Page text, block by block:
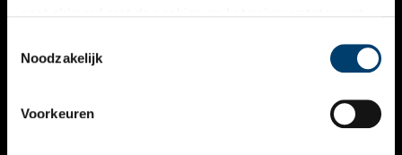
Noodzakelijk
Voorkeuren
ACTIVITEITEN